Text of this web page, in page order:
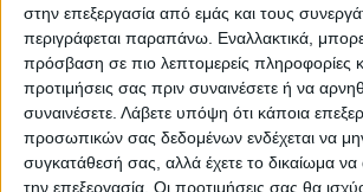
στην επεξεργασία από εμάς και τους
περιγράφεται παραπάνω. Εναλλακτικά,
πρόσβαση σε πιο λεπτομερείς πληροφορίες
προτιμήσεις σας πριν συναινέσετε ή να
συναινέσετε. Λάβετε υπόψη ότι κάποια
προσωπικών σας δεδομένων ενδέχεται να
συγκατάθεσή σας, αλλά έχετε το δικαίωμα να
την επεξεργασία. Οι προτιμήσεις σας θα
ΠΡΟΗΓΟΥΜΕΝΟ ΑΡΘΡΟ
Τα τέσσερα Κύπελλα ΕΠΣΚ
που κατέκτησε η Αναγέννηση